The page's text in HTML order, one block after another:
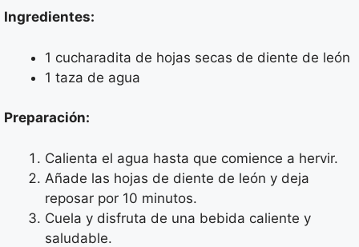
Ingredientes:
1 cucharadita de hojas secas de diente de león
1 taza de agua
Preparación:
Calienta el agua hasta que comience a hervir.
Añade las hojas de diente de león y deja
reposar por 10 minutos.
Cuela y disfruta de una bebida caliente y
saludable.